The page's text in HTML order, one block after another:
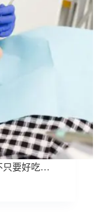
只要好吃…